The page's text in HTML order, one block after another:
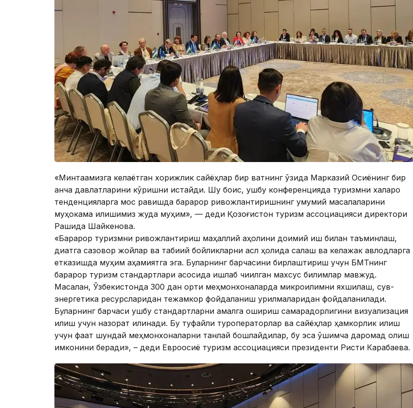
«Минтақамизга келаётган хорижлик сайёҳлар бир вақтнинг ўзида Марказий Осиёнинг бир
қанча давлатларини кўришни истайди. Шу боис, ушбу конференцияда туризмни халқаро
тенденцияларга мос равишда барқарор ривожлантиришнинг умумий масалаларини
муҳокама қилишимиз жуда муҳим», — деди Қозоғистон туризм ассоциацияси директори
Рашида Шайкенова.
«Барқарор туризмни ривожлантириш маҳаллий аҳолини доимий иш билан таъминлаш,
диққатга сазовор жойлар ва табиий бойликларни асл ҳолида сақлаш ва келажак авлодларга
етказишда муҳим аҳамиятга эга. Буларнинг барчасини бирлаштириш учун БМТнинг
барқарор туризм стандартлари асосида ишлаб чиқилган махсус билимлар мавжуд.
Масалан, Ўзбекистонда 300 дан ортиқ меҳмонхоналарда микроиқлимни яхшилаш, сув-
энергетика ресурсларидан тежамкор фойдаланиш қурилмаларидан фойдаланилади.
Буларнинг барчаси ушбу стандартларни амалга ошириш самарадорлигини визуализация
қилиш учун назорат қилинади. Бу туфайли туроператорлар ва сайёҳлар ҳамкорлик қилиш
учун фақат шундай меҳмонхоналарни танлай бошлайдилар, бу эса қўшимча даромад олиш
имконини беради», – деди Евроосиё туризм ассоциацияси президенти Ристи Карабаева.